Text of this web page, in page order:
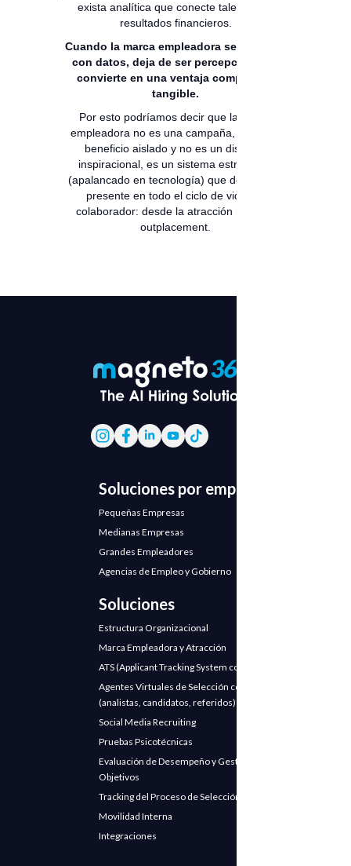
exista analítica que conecte talento con
resultados financieros.
Cuando la marca empleadora se gestiona
con datos, deja de ser percepción y se
convierte en una ventaja competitiva
tangible.
Por esto podríamos decir que la marca
empleadora no es una campaña, no es un
beneficio aislado y no es un discurso
inspiracional, es un sistema estratégico
(apalancado en tecnología) que debe estar
presente en todo el ciclo de vida del
colaborador: desde la atracción hasta el
outplacement.
Soluciones por empresa
Pequeñas Empresas
Medianas Empresas
Grandes Empleadores
Agencias de Empleo y Gobierno
Soluciones
Estructura Organizacional
Marca Empleadora y Atracción
ATS (Applicant Tracking System con IA)
Agentes Virtuales de Selección con IA
(analistas, candidatos, referidos)
Social Media Recruiting
Pruebas Psicotécnicas
Evaluación de Desempeño y Gestión de
Objetivos
Tracking del Proceso de Selección
Movilidad Interna
Integraciones